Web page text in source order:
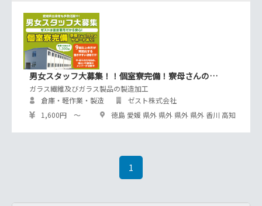
男女スタッフ大募集！！個室寮完備！寮母さんの…
ガラス繊維及びガラス製品の製造加工
倉庫・軽作業・製造
ゼスト株式会社
1,600円 ～
徳島 愛媛 県外 県外 県外 県外 香川 高知
1